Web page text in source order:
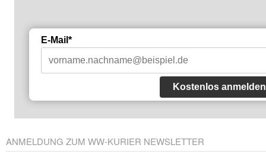
E-Mail*
Kostenlos anmelden
ANMELDUNG ZUM WW-KURIER NEWSLETTER